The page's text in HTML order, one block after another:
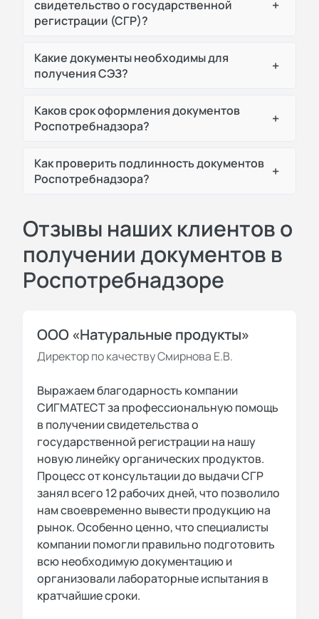
свидетельство о государственной
регистрации (СГР)?
+
Какие документы необходимы для
получения СЭЗ?
+
Каков срок оформления документов
Роспотребнадзора?
+
Как проверить подлинность документов
Роспотребнадзора?
+
Отзывы наших клиентов о
получении документов в
Роспотребнадзоре
ООО «Натуральные продукты»
Директор по качеству Смирнова Е.В.
Выражаем благодарность компании
СИГМАТЕСТ за профессиональную помощь
в получении свидетельства о
государственной регистрации на нашу
новую линейку органических продуктов.
Процесс от консультации до выдачи СГР
занял всего 12 рабочих дней, что позволило
нам своевременно вывести продукцию на
рынок. Особенно ценно, что специалисты
компании помогли правильно подготовить
всю необходимую документацию и
организовали лабораторные испытания в
кратчайшие сроки.